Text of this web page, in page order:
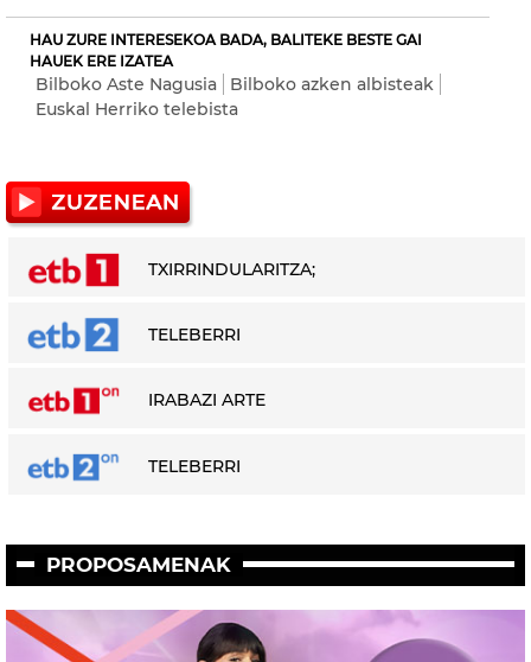
HAU ZURE INTERESEKOA BADA, BALITEKE BESTE GAI
HAUEK ERE IZATEA
Bilboko Aste Nagusia
Bilboko azken albisteak
Euskal Herriko telebista
TXIRRINDULARITZA;
TELEBERRI
IRABAZI ARTE
TELEBERRI
PROPOSAMENAK